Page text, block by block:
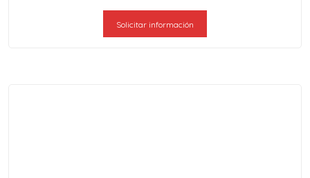
Solicitar información